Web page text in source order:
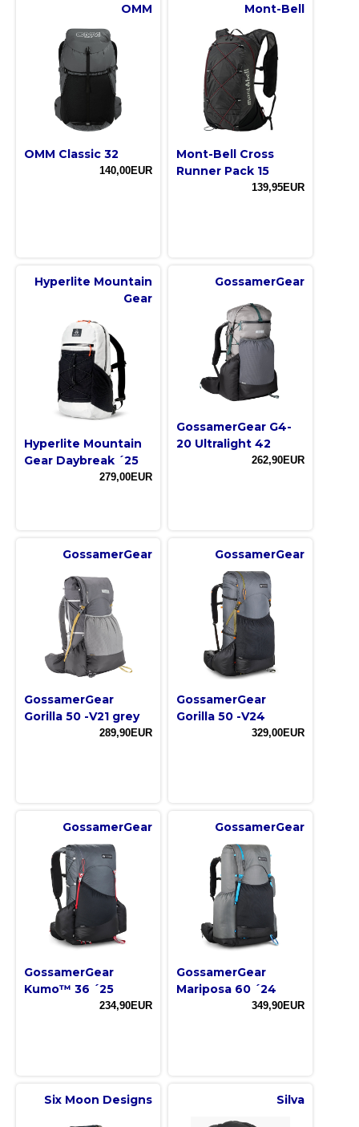
OMM
OMM Classic 32
140,00EUR
Mont-Bell
Mont-Bell Cross
Runner Pack 15
139,95EUR
Hyperlite Mountain
Gear
Hyperlite Mountain
Gear Daybreak ´25
279,00EUR
GossamerGear
GossamerGear G4-
20 Ultralight 42
262,90EUR
GossamerGear
GossamerGear
Gorilla 50 -V21 grey
289,90EUR
GossamerGear
GossamerGear
Gorilla 50 -V24
329,00EUR
GossamerGear
GossamerGear
Kumo™ 36 ´25
234,90EUR
GossamerGear
GossamerGear
Mariposa 60 ´24
349,90EUR
Six Moon Designs Silva